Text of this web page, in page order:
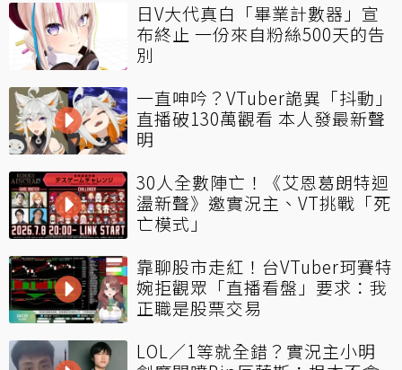
日V大代真白「畢業計數器」宣
布終止 一份來自粉絲500天的告
別
一直呻吟？VTuber詭異「抖動」
直播破130萬觀看 本人發最新聲
明
30人全數陣亡！《艾恩葛朗特迴
盪新聲》邀實況主、VT挑戰「死
亡模式」
靠聊股市走紅！台VTuber珂賽特
婉拒觀眾「直播看盤」要求：我
正職是股票交易
LOL／1等就全錯？實況主小明